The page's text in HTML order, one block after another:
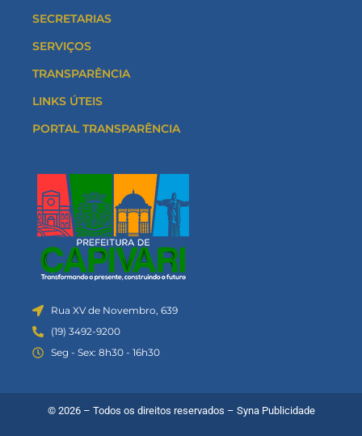
SECRETARIAS
SERVIÇOS
TRANSPARÊNCIA
LINKS ÚTEIS
PORTAL TRANSPARÊNCIA
Rua XV de Novembro, 639
(19) 3492-9200
Seg - Sex: 8h30 - 16h30
© 2026 – Todos os direitos reservados – Syna Publicidade